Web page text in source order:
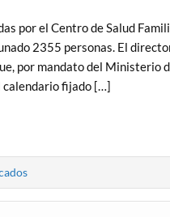
por el Centro de Salud
2355 personas. El
por mandato del Ministerio
calendario fijado […]